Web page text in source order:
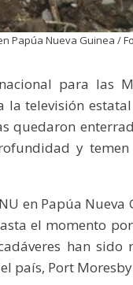
Papúa Nueva Guinea /
para las
la televisión
quedaron
y
en Papúa
el momento
han
país, Port